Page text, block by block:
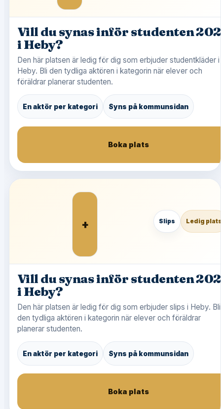
Vill du synas inför studenten
i Heby?
Den här platsen är ledig för dig som erbjuder studentkläder i
Heby. Bli den tydliga aktören i kategorin när elever och
föräldrar planerar studenten.
En aktör per kategori Syns på kommunsidan
Boka plats
+ Slips Ledig
Vill du synas inför studenten
i Heby?
Den här platsen är ledig för dig som erbjuder slips i Heby. Bli
den tydliga aktören i kategorin när elever och föräldrar
planerar studenten.
En aktör per kategori Syns på kommunsidan
Boka plats